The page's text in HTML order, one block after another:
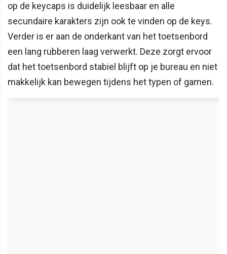
op de keycaps is duidelijk leesbaar en alle
secundaire karakters zijn ook te vinden op de keys.
Verder is er aan de onderkant van het toetsenbord
een lang rubberen laag verwerkt. Deze zorgt ervoor
dat het toetsenbord stabiel blijft op je bureau en niet
makkelijk kan bewegen tijdens het typen of gamen.